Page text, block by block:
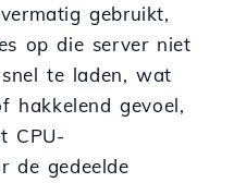
gebruikt,
op die server niet
te laden, wat
hakkelend gevoel,
CPU-
de gedeelde